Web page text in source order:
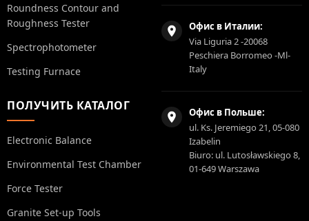
Roundness Contour and
Roughness Tester
Spectrophotometer
Testing Furnace
ПОЛУЧИТЬ КАТАЛОГ
Electronic Balance
Environmental Test Chamber
Force Tester
Granite Set-up Tools
Офис в Италии:
Via Liguria 2 -20068
Peschiera Borromeo -Ml-
Italy
Офис в Польше:
ul. Ks. Jeremiego 21, 05-080
Izabelin
Biuro: ul. Lutosławskiego 8,
01-649 Warszawa